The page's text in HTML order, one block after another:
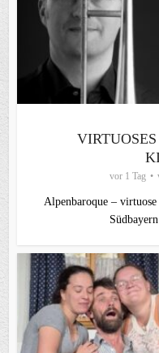
vor 1 Tag
Alpenbaroque –